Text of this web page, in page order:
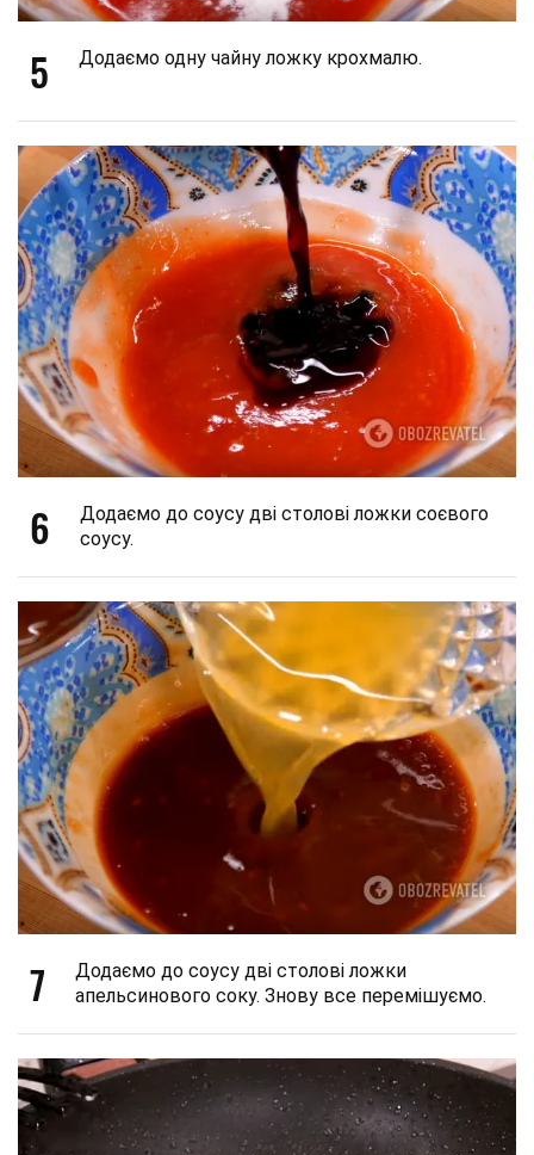
5 Додаємо одну чайну ложку крохмалю.
6
Додаємо до соусу дві столові ложки соєвого
соусу.
7
Додаємо до соусу дві столові ложки
апельсинового соку. Знову все перемішуємо.